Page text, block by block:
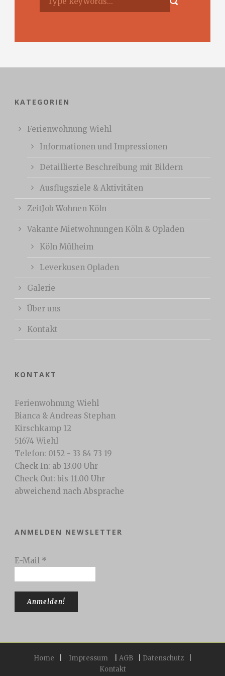
KATEGORIEN
Ferienwohnung Wiehl
Informationen und Impressionen
Detaillierte Beschreibung mit Bildern
Ausflugsziele & Aktivitäten
ZeitJob Wohnen Köln
Vakante Mietwohnungen Köln & Opladen
Köln Mülheim
Leverkusen Opladen
Galerie
Über uns
Kontakt
KONTAKT
Ferienwohnung Wiehl
Bianca & Andreas Stephan
Kirschkamp 12
51674 Wiehl
Telefon: 0152 - 33 84 73 19
Check In: ab 13.00 Uhr
Check Out: bis 11.00 Uhr
abweichend nach Absprache
ANMELDEN NEWSLETTER
E-Mail *
Home Impressum AGB Datenschutz
Kontakt